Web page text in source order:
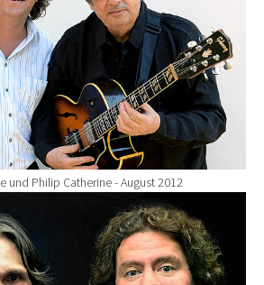
und Philip Catherine - August 2012